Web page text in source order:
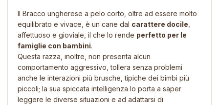
Il Bracco ungherese a pelo corto, oltre ad essere molto
equilibrato e vivace, è un cane dal carattere docile
affettuoso e gioviale, il che lo rende perfetto per le
famiglie con bambini.
Questa razza, inoltre, non presenta alcun
comportamento aggressivo, tollera senza problemi
anche le interazioni più brusche, tipiche dei bimbi più
piccoli; la sua spiccata intelligenza lo porta a saper
leggere le diverse situazioni e ad adattarsi di